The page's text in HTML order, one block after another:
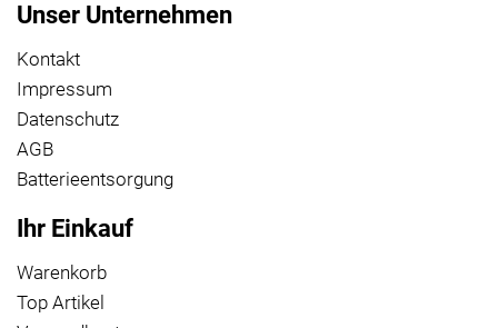
Unser Unternehmen
Kontakt
Impressum
Datenschutz
AGB
Batterieentsorgung
Ihr Einkauf
Warenkorb
Top Artikel